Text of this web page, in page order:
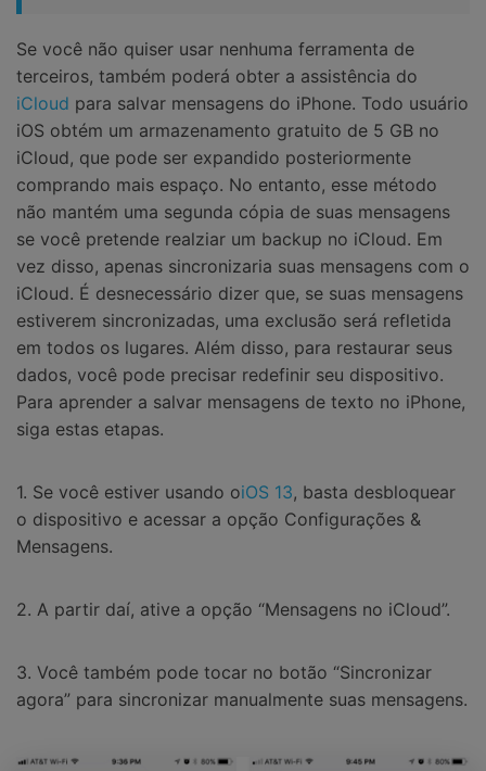
Se você não quiser usar nenhuma ferramenta de
terceiros, também poderá obter a assistência do
iCloud para salvar mensagens do iPhone. Todo usuário
iOS obtém um armazenamento gratuito de 5 GB no
iCloud, que pode ser expandido posteriormente
comprando mais espaço. No entanto, esse método
não mantém uma segunda cópia de suas mensagens
se você pretende realziar um backup no iCloud. Em
vez disso, apenas sincronizaria suas mensagens com o
iCloud. É desnecessário dizer que, se suas mensagens
estiverem sincronizadas, uma exclusão será refletida
em todos os lugares. Além disso, para restaurar seus
dados, você pode precisar redefinir seu dispositivo.
Para aprender a salvar mensagens de texto no iPhone,
siga estas etapas.
1. Se você estiver usando oiOS 13, basta desbloquear
o dispositivo e acessar a opção Configurações &
Mensagens.
2. A partir daí, ative a opção “Mensagens no iCloud”.
3. Você também pode tocar no botão “Sincronizar
agora” para sincronizar manualmente suas mensagens.